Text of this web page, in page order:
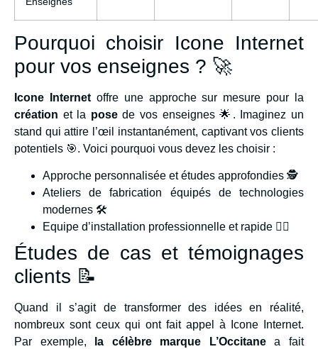
Pourquoi choisir Icone Internet
pour vos enseignes ? 🚀
Icone Internetoffre une approche sur mesure pour la
création et la posede vos enseignes 🌟. Imaginez un
stand qui attire l’œil instantanément, captivant vos clients
potentiels 🎯. Voici pourquoi vous devez les choisir :
Approche personnalisée et études approfondies 🕵️
Ateliers de fabrication équipés de technologies
modernes 🛠️
Equipe d’installation professionnelle et rapide 🏃‍♂️
Études de cas et témoignages
clients 📝
Quand il s’agit de transformer des idées en réalité,
nombreux sont ceux qui ont fait appel à Icone Internet.
Par exemple,
la célèbre marque L’Occitanea fait